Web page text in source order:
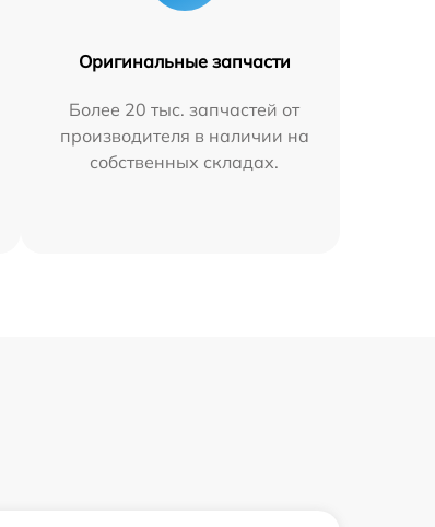
Оригинальные запчасти
Более 20 тыс. запчастей от
производителя в наличии на
собственных складах.